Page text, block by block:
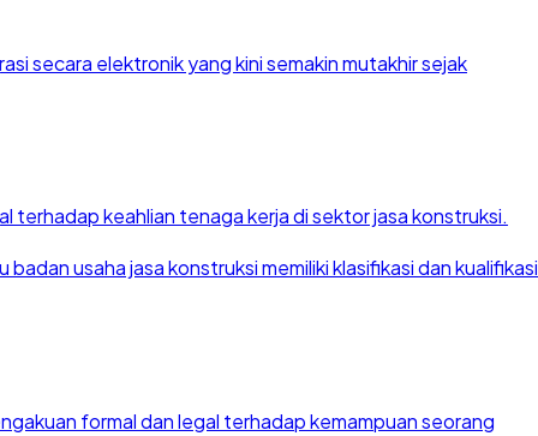
secara elektronik yang kini semakin mutakhir sejak
keahlian tenaga kerja di sektor jasa konstruksi.
usaha jasa konstruksi memiliki klasifikasi dan kualifikasi
formal dan legal terhadap kemampuan seorang